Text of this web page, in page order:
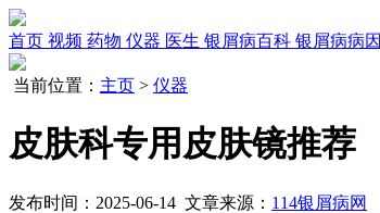
首页 视频 药物 仪器 医生 银屑病百科 银屑病病因
当前位置： 主页 > 仪器
皮肤科专用皮肤镜推荐
发布时间：2025-06-14 文章来源： 114银屑病网